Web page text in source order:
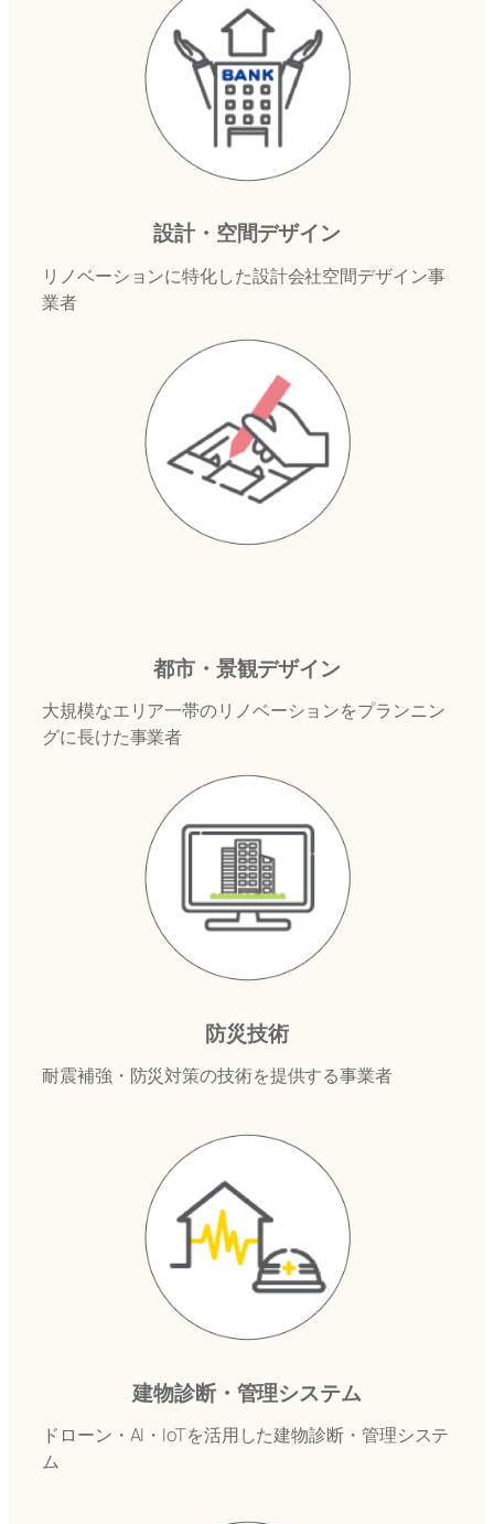
設計・空間デザイン
リノベーションに特化した設計会社空間デザイン事
業者
都市・景観デザイン
大規模なエリア一帯のリノベーションをプランニン
グに長けた事業者
防災技術
耐震補強・防災対策の技術を提供する事業者
建物診断・管理システム
ドローン・AI・IoTを活用した建物診断・管理システ
ム